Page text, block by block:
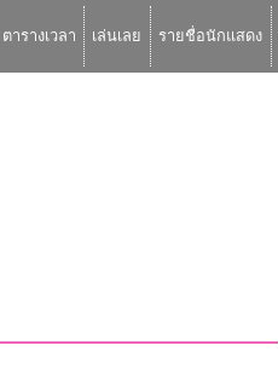
ตารางเวลา เล่นเลย รายชื่อนักแสดง